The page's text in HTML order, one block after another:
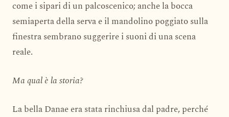
come i sipari di un palcoscenico; anche la bocca
semiaperta della serva e il mandolino poggiato sulla
finestra sembrano suggerire i suoni di una scena
reale.
Ma qual è la storia?
La bella Danae era stata rinchiusa dal padre, perché